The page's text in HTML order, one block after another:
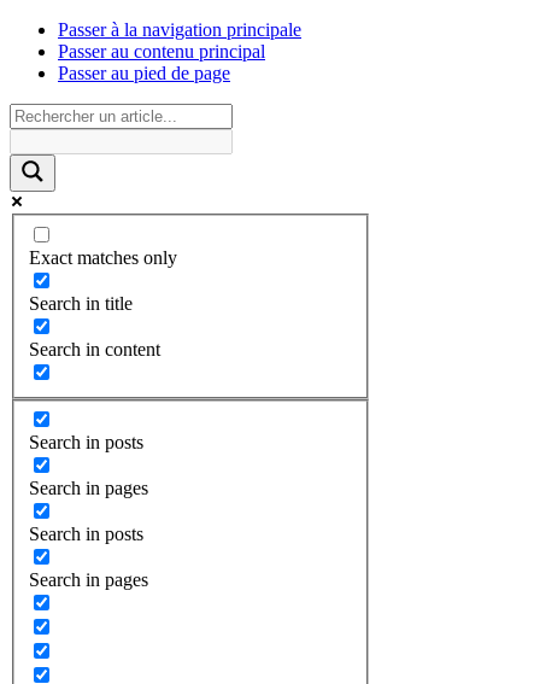
Passer à la navigation principale
Passer au contenu principal
Passer au pied de page
Exact matches only
Search in title
Search in content
Search in posts
Search in pages
Search in posts
Search in pages